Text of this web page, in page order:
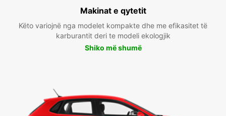
Makinat e qytetit
Këto variojnë nga modelet kompakte dhe me efikasitet të
karburantit deri te modeli ekologjik
Shiko më shumë